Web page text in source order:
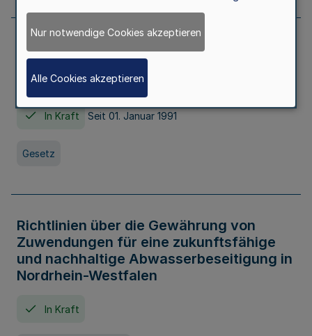
Erstes Gesetz zur Ausführung des
Kinder- und Jugendhilfegesetzes - AG -
KJHG -
In Kraft Seit 01. Januar 1991
Gesetz
Richtlinien über die Gewährung von
Zuwendungen für eine zukunftsfähige
und nachhaltige Abwasserbeseitigung in
Nordrhein-Westfalen
In Kraft
Nur notwendige Cookies akzeptieren
Alle Cookies akzeptieren